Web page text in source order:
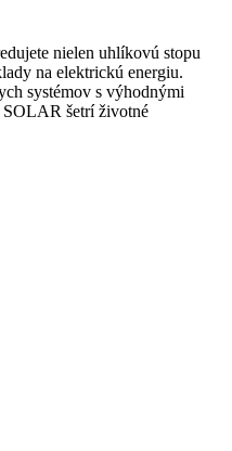
nielen uhlíkovú stopu
na elektrickú energiu.
systémov s výhodnými
šetrí životné